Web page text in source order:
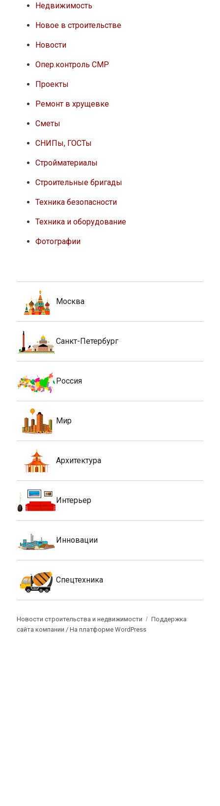
Недвижимость
Новое в строительстве
Новости
Опер.контроль СМР
Проекты
Ремонт в хрущевке
Сметы
СНИПы, ГОСТы
Стройматериалы
Строительные бригады
Техника безопасности
Техника и оборудование
Фотографии
Москва
Санкт-Петербург
Россия
Мир
Архитектура
Интерьер
Инновации
Спецтехника
Новости строительства и недвижимости
Поддержка
сайта компании /На платформе WordPress